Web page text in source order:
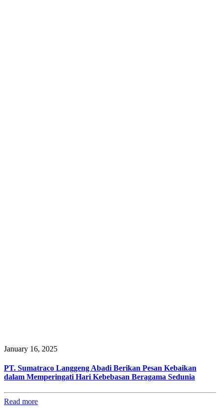
January 16, 2025
PT. Sumatraco Langgeng Abadi Berikan Pesan Kebaikan
dalam Memperingati Hari Kebebasan Beragama Sedunia
Read more